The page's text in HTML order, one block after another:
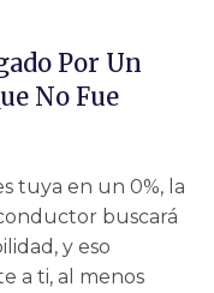
Por Un
No Fue
tuya en un 0%, la
buscará
y eso
a ti, al menos